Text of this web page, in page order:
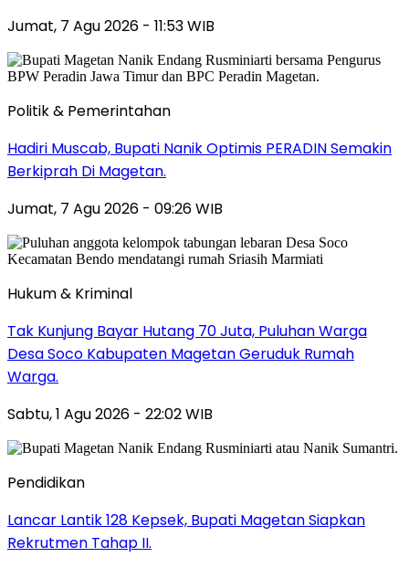
Jumat, 7 Agu 2026 - 11:53 WIB
Politik & Pemerintahan
Hadiri Muscab, Bupati Nanik Optimis PERADIN Semakin
Berkiprah Di Magetan.
Jumat, 7 Agu 2026 - 09:26 WIB
Hukum & Kriminal
Tak Kunjung Bayar Hutang 70 Juta, Puluhan Warga
Desa Soco Kabupaten Magetan Geruduk Rumah
Warga.
Sabtu, 1 Agu 2026 - 22:02 WIB
Pendidikan
Lancar Lantik 128 Kepsek, Bupati Magetan Siapkan
Rekrutmen Tahap II.